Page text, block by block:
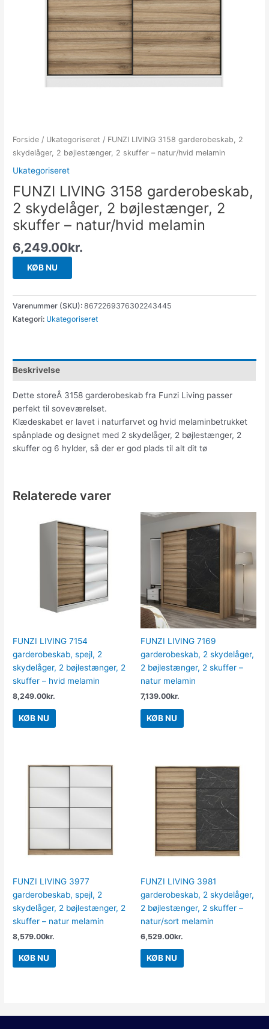
Forside / Ukategoriseret / FUNZI LIVING 3158 garderobeskab, 2
skydelåger, 2 bøjlestænger, 2 skuffer – natur/hvid melamin
Ukategoriseret
FUNZI LIVING 3158 garderobeskab,
2 skydelåger, 2 bøjlestænger, 2
skuffer – natur/hvid melamin
6,249.00kr.
KØB NU
Varenummer (SKU):8672269376302243445
Kategori: Ukategoriseret
Beskrivelse
Dette storeÂ 3158 garderobeskab fra Funzi Living passer
perfekt til soveværelset.
Klædeskabet er lavet i naturfarvet og hvid melaminbetrukket
spånplade og designet med 2 skydelåger, 2 bøjlestænger, 2
skuffer og 6 hylder, så der er god plads til alt dit tø
Relaterede varer
FUNZI LIVING 7154
garderobeskab, spejl, 2
skydelåger, 2 bøjlestænger, 2
skuffer – hvid melamin
8,249.00kr.
KØB NU
FUNZI LIVING 7169
garderobeskab, 2 skydelåger,
2 bøjlestænger, 2 skuffer –
natur melamin
7,139.00kr.
KØB NU
FUNZI LIVING 3977
garderobeskab, spejl, 2
skydelåger, 2 bøjlestænger, 2
skuffer – natur melamin
8,579.00kr.
KØB NU
FUNZI LIVING 3981
garderobeskab, 2 skydelåger,
2 bøjlestænger, 2 skuffer –
natur/sort melamin
6,529.00kr.
KØB NU